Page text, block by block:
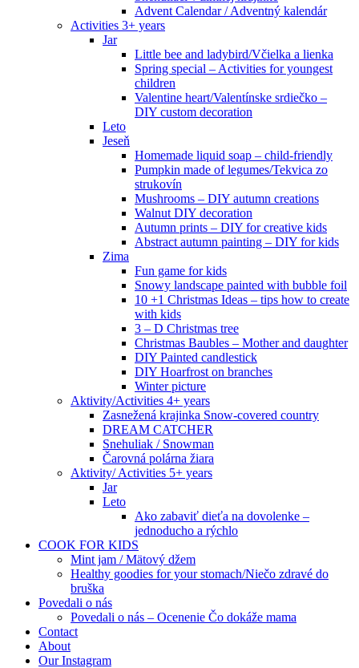
Advent Calendar / Adventný kalendár
Activities 3+ years
Jar
Little bee and ladybird/Včielka a lienka
Spring special – Activities for youngest
children
Valentine heart/Valentínske srdiečko –
DIY custom decoration
Leto
Jeseň
Homemade liquid soap – child-friendly
Pumpkin made of legumes/Tekvica zo
strukovín
Mushrooms – DIY autumn creations
Walnut DIY decoration
Autumn prints – DIY for creative kids
Abstract autumn painting – DIY for kids
Zima
Fun game for kids
Snowy landscape painted with bubble foil
10 +1 Christmas Ideas – tips how to create
with kids
3 – D Christmas tree
Christmas Baubles – Mother and daughter
DIY Painted candlestick
DIY Hoarfrost on branches
Winter picture
Aktivity/Activities 4+ years
Zasnežená krajinka Snow-covered country
DREAM CATCHER
Snehuliak / Snowman
Čarovná polárna žiara
Aktivity/ Activities 5+ years
Jar
Leto
Ako zabaviť dieťa na dovolenke –
jednoducho a rýchlo
COOK FOR KIDS
Mint jam / Mätový džem
Healthy goodies for your stomach/Niečo zdravé do
bruška
Povedali o nás
Povedali o nás – Ocenenie Čo dokáže mama
Contact
About
Our Instagram